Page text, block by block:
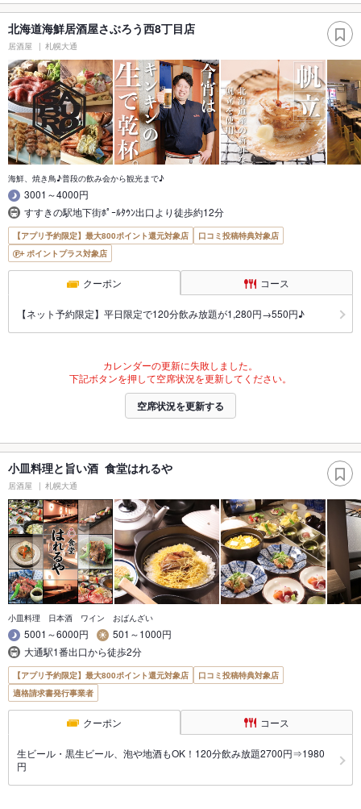
北海道海鮮居酒屋さぶろう西8丁目店
居酒屋 札幌大通
海鮮、焼き鳥♪普段の飲み会から観光まで♪
3001～4000円
すすきの駅地下街ﾎﾟｰﾙﾀｳﾝ出口より徒歩約12分
【アプリ予約限定】最大800ポイント還元対象店
口コミ投稿特典対象店
ポイントプラス対象店
クーポン コース
【ネット予約限定】平日限定で120分飲み放題が1,280円→550円♪
カレンダーの更新に失敗しました。
下記ボタンを押して空席状況を更新してください。
空席状況を更新する
小皿料理と旨い酒 食堂はれるや
居酒屋 札幌大通
小皿料理 日本酒 ワイン おばんざい
5001～6000円
501～1000円
大通駅1番出口から徒歩2分
【アプリ予約限定】最大800ポイント還元対象店
口コミ投稿特典対象店
適格請求書発行事業者
クーポン コース
生ビール・黒生ビール、泡や地酒もOK！120分飲み放題2700円⇒1980
円